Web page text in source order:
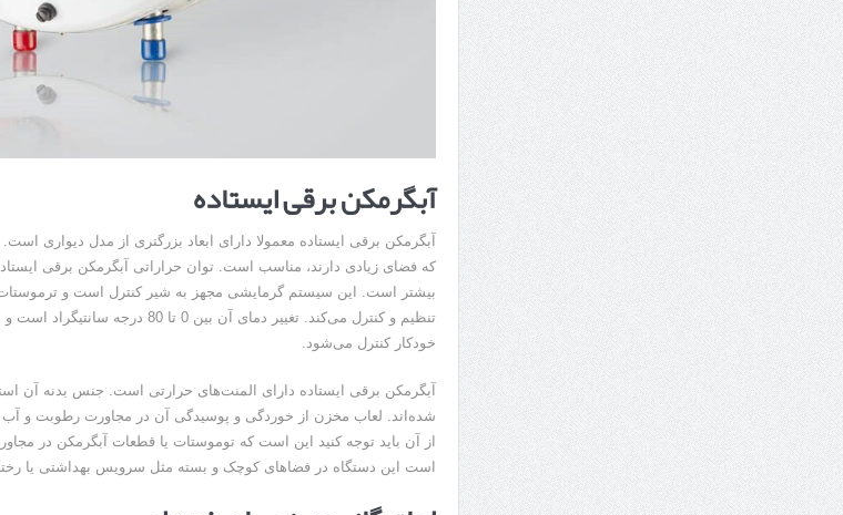
آبگرمکن برقی ایستاده
آبگرمکن برقی ایستاده معمولا دارای ابعاد بزرگتری از مدل دیواری
که فضای زیادی دارند، مناسب است. توان حراراتی آبگرمکن برقی ایستاده
بیشتر است. این سیستم گرمایشی مجهز به شیر کنترل است و ترموستات
تنظیم و کنترل می‌‌کند. تغییر دمای آن
خودکار کنترل می‌شود.
آبگرمکن برقی ایستاده دارای المنت‌های حرارتی است. جنس بدنه آن
شده‌اند. لعاب مخزن از خوردگی و پوسیدگی آن در مجاورت رطوبت و آب
از آن باید توجه کنید این است که توموستات یا قطعات آبگرمکن در
است این دستگاه در فضاهای کوچک و بسته مثل سرویس بهداشتی یا